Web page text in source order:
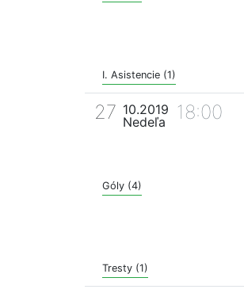
I. Asistencie (1)
27 10.2019
Nedeľa
18:00
Góly (4)
Tresty (1)